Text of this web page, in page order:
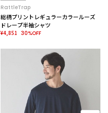
RattleTrap
総柄プリントレギュラーカラールーズ
ドレープ半袖シャツ
¥4,851 30%OFF